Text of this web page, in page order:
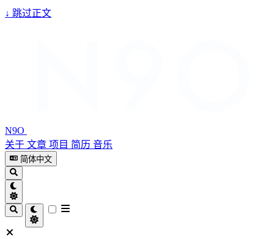
↓ 跳过正文
N9O
关于 文章 项目 简历 音乐
简体中文